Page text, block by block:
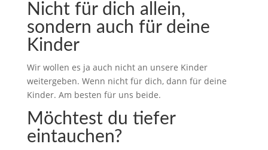
Nicht für dich allein,
sondern auch für deine
Kinder
Wir wollen es ja auch nicht an unsere Kinder
weitergeben. Wenn nicht für dich, dann für deine
Kinder. Am besten für uns beide.
Möchtest du tiefer
eintauchen?